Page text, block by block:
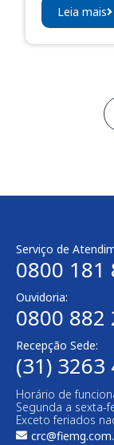
Leia mais
Serviço de
0800 181
Ouvidoria:
0800 882
Recepção Sede:
(31) 3263
Horário de
Segunda a sexta-
Exceto feriados